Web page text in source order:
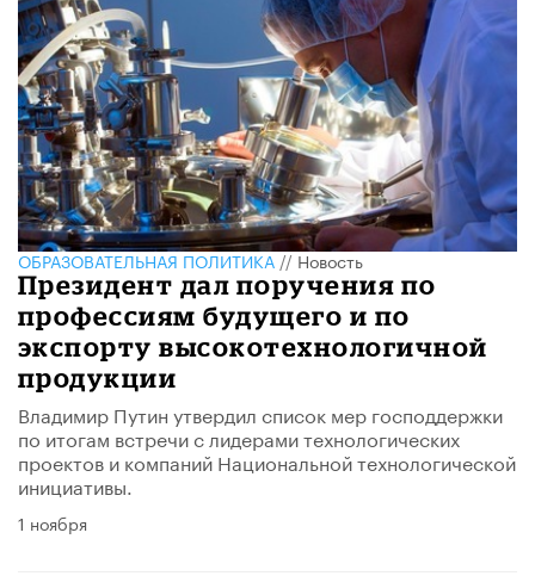
ОБРАЗОВАТЕЛЬНАЯ ПОЛИТИКА//Новость
Президент дал поручения по
профессиям будущего и по
экспорту высокотехнологичной
продукции
Владимир Путин утвердил список мер господдержки
по итогам встречи с лидерами технологических
проектов и компаний Национальной технологической
инициативы.
1 ноября